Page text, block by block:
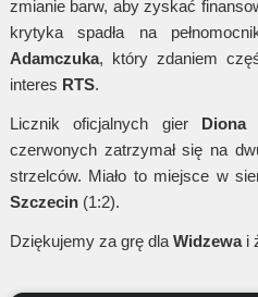
zmianie barw, aby zyskać
krytyka spadła na
Adamczuka, który zdaniem
interes RTS.
Licznik oficjalnych gier Diona
czerwonych zatrzymał się na
strzelców. Miało to miejsce w
Szczecin (1:2).
Dziękujemy za grę dla Widzewai